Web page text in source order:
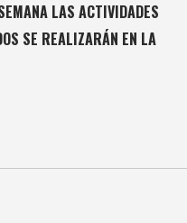
LAS ACTIVIDADES
SE REALIZARÁN EN LA